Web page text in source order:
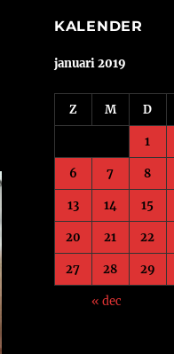
KALENDER
januari 2019
Z M D
1
6 7 8
13 14 15
20 21 22
27 28 29
« dec